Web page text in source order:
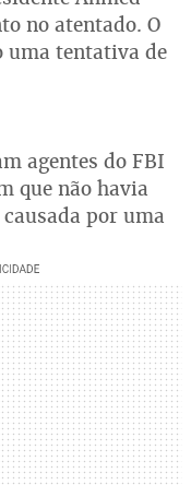
no atentado. O
uma tentativa de
agentes do FBI
que não havia
por uma